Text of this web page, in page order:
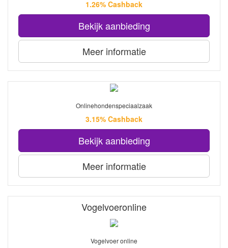
1.26% Cashback
Bekijk aanbieding
Meer informatie
Onlinehondenspeciaalzaak
3.15% Cashback
Bekijk aanbieding
Meer informatie
Vogelvoeronline
Vogelvoer online